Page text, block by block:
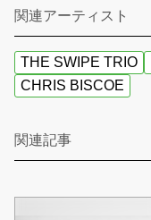
関連アーティスト
THE SWIPE TRIO
CHRIS BISCOE
関連記事